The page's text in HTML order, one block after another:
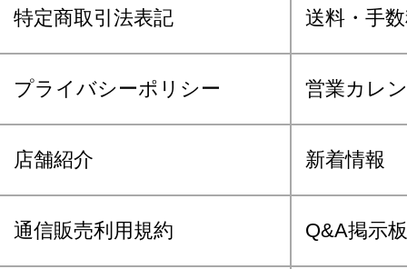
特定商取引法表記 送料・手
プライバシーポリシー 営業カレ
店舗紹介 新着情報
通信販売利用規約 Q&A掲示板